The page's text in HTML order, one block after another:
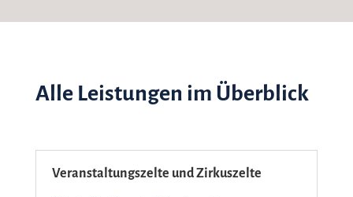
Alle Leistungen im Überblick
Veranstaltungszelte und Zirkuszelte